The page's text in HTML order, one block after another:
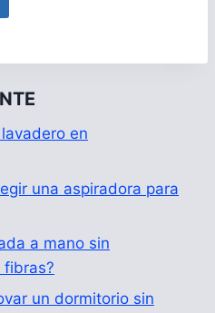
en
una aspiradora para
a mano sin
fibras?
un dormitorio sin